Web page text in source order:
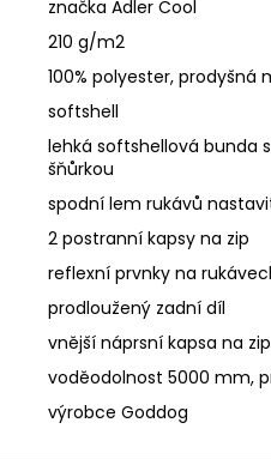
značka Adler Cool
210 g/m2
100% polyester, prodyšná
softshell
lehká softshellová bunda
šňůrkou
spodní lem rukávů
2 postranní kapsy na zip
reflexní prvnky na
prodloužený zadní díl
vnější náprsní kapsa na zip
voděodolnost 5000 mm,
výrobce Goddog